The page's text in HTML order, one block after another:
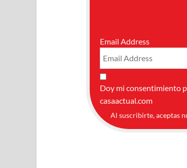
Email Address
Doy mi consentimiento
casaactual.com
Al suscribirte, aceptas